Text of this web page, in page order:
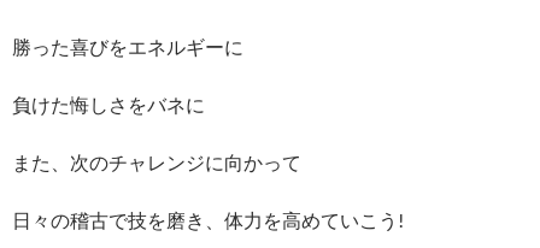
勝った喜びをエネルギーに
負けた悔しさをバネに
また、次のチャレンジに向かって
日々の稽古で技を磨き、体力を高めていこう!